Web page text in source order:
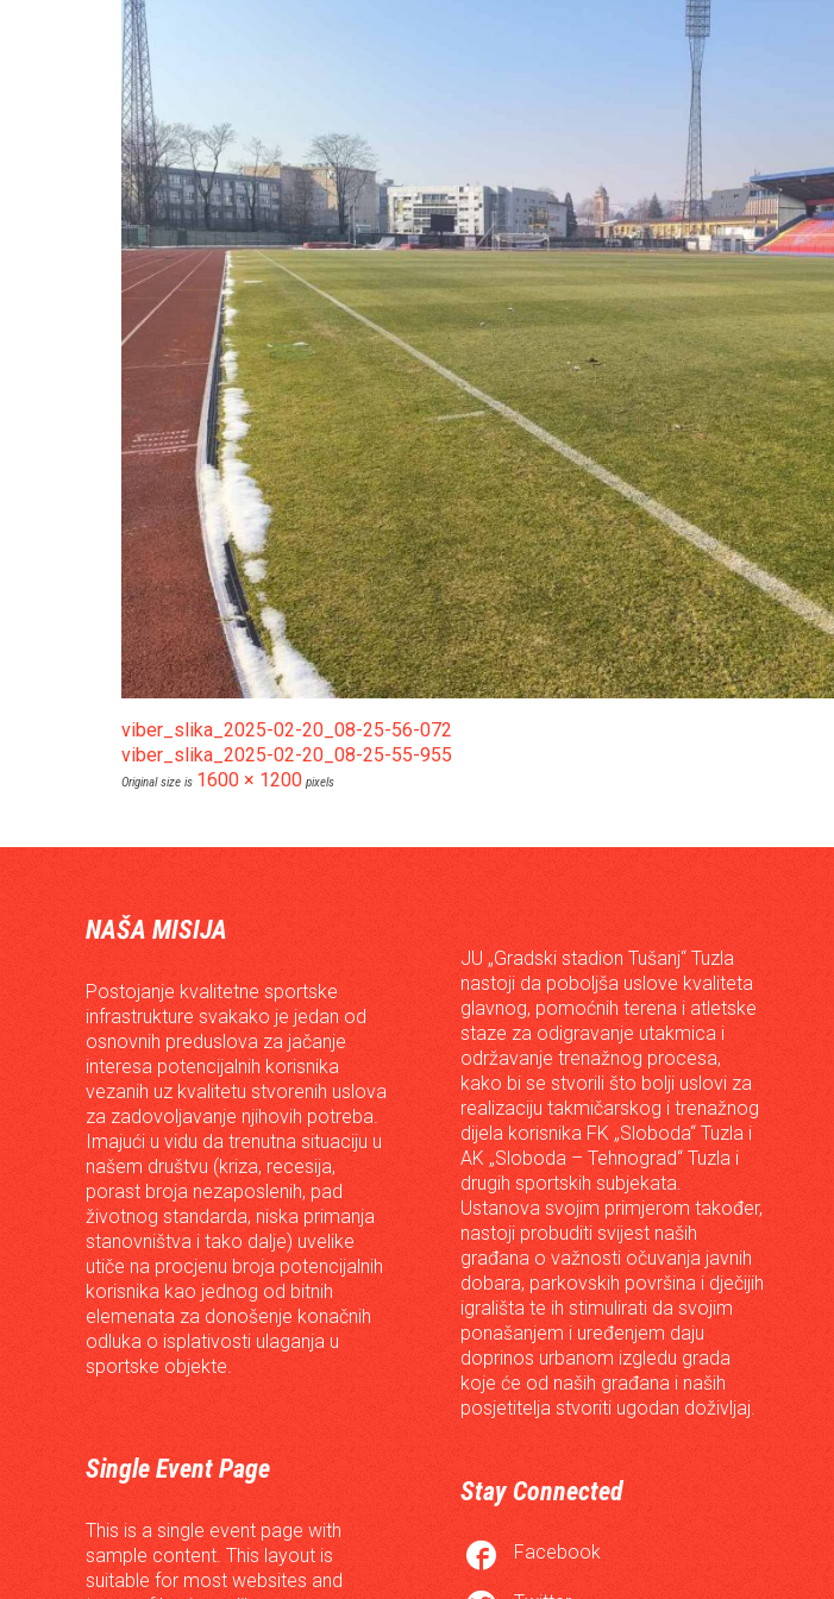
viber_slika_2025-02-20_08-25-56-072
viber_slika_2025-02-20_08-25-55-955
Original size is 1600 × 1200 pixels
NAŠA MISIJA
Postojanje kvalitetne sportske
infrastrukture svakako je jedan od
osnovnih preduslova za jačanje
interesa potencijalnih korisnika
vezanih uz kvalitetu stvorenih uslova
za zadovoljavanje njihovih potreba.
Imajući u vidu da trenutna situaciju u
našem društvu (kriza, recesija,
porast broja nezaposlenih, pad
životnog standarda, niska primanja
stanovništva i tako dalje) uvelike
utiče na procjenu broja potencijalnih
korisnika kao jednog od bitnih
elemenata za donošenje konačnih
odluka o isplativosti ulaganja u
sportske objekte.
Single Event Page
This is a single event page with
sample content. This layout is
suitable for most websites and
JU „Gradski stadion Tušanj“ Tuzla
nastoji da poboljša uslove kvaliteta
glavnog, pomoćnih terena i atletske
staze za odigravanje utakmica i
održavanje trenažnog procesa,
kako bi se stvorili što bolji uslovi za
realizaciju takmičarskog i trenažnog
dijela korisnika FK „Sloboda“ Tuzla i
AK „Sloboda – Tehnograd“ Tuzla i
drugih sportskih subjekata.
Ustanova svojim primjerom također,
nastoji probuditi svijest naših
građana o važnosti očuvanja javnih
dobara, parkovskih površina i dječijih
igrališta te ih stimulirati da svojim
ponašanjem i uređenjem daju
doprinos urbanom izgledu grada
koje će od naših građana i naših
posjetitelja stvoriti ugodan doživljaj.
Stay Connected
 Facebook